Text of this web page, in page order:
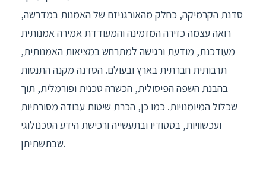
סדנת הקרמיקה, כחלק מהאורגניזם שלהאמנות במדרשה,
רואה עצמה כזירה המזמינה והמעודדת אמירה אמנותית
מעודכנת, מודעת ורגישה למתרחש במציאות האמנותית,
תרבותית חברתית בארץ ובעולם. הסדנה מקנה התנסות
בהבנת השפה הפיסולית, הכשרה טכנית ופורמלית, תוך
שכלול המיומנויות. כמו כן, הכרת שיטות עבודה מסורתיות
ועכשוויות, בסטודיו ובתעשייה ורכישת הידע הטכנולוגי
שבתשתיתן.